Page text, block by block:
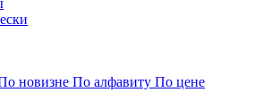
новизне По алфавиту По цене